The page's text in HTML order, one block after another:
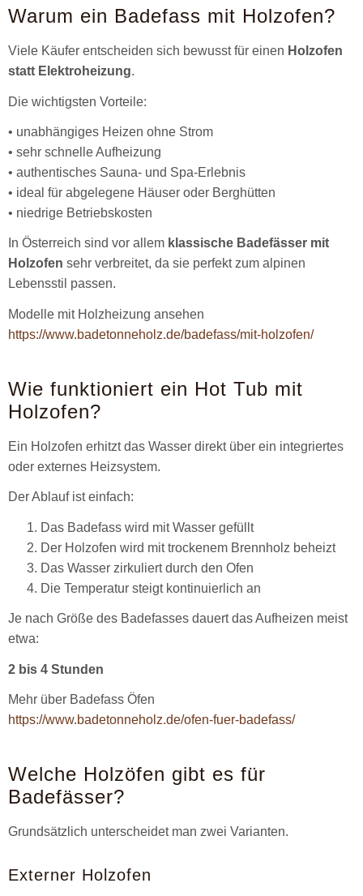
Warum ein Badefass mit Holzofen?
Viele Käufer entscheiden sich bewusst für einen Holzofen
statt Elektroheizung.
Die wichtigsten Vorteile:
• unabhängiges Heizen ohne Strom
• sehr schnelle Aufheizung
• authentisches Sauna- und Spa-Erlebnis
• ideal für abgelegene Häuser oder Berghütten
• niedrige Betriebskosten
In Österreich sind vor allem klassische Badefässer mit
Holzofen sehr verbreitet, da sie perfekt zum alpinen
Lebensstil passen.
Modelle mit Holzheizung ansehen
https://www.badetonneholz.de/badefass/mit-holzofen/
Wie funktioniert ein Hot Tub mit
Holzofen?
Ein Holzofen erhitzt das Wasser direkt über ein integriertes
oder externes Heizsystem.
Der Ablauf ist einfach:
Das Badefass wird mit Wasser gefüllt
Der Holzofen wird mit trockenem Brennholz beheizt
Das Wasser zirkuliert durch den Ofen
Die Temperatur steigt kontinuierlich an
Je nach Größe des Badefasses dauert das Aufheizen meist
etwa:
2 bis 4 Stunden
Mehr über Badefass Öfen
https://www.badetonneholz.de/ofen-fuer-badefass/
Welche Holzöfen gibt es für
Badefässer?
Grundsätzlich unterscheidet man zwei Varianten.
Externer Holzofen